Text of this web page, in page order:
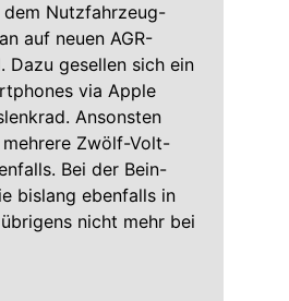
Nutzfahrzeug-
auf neuen AGR-
Dazu gesellen sich ein
via Apple
Ansonsten
Zwölf-Volt-
Bei der Bein-
bislang ebenfalls in
nicht mehr bei